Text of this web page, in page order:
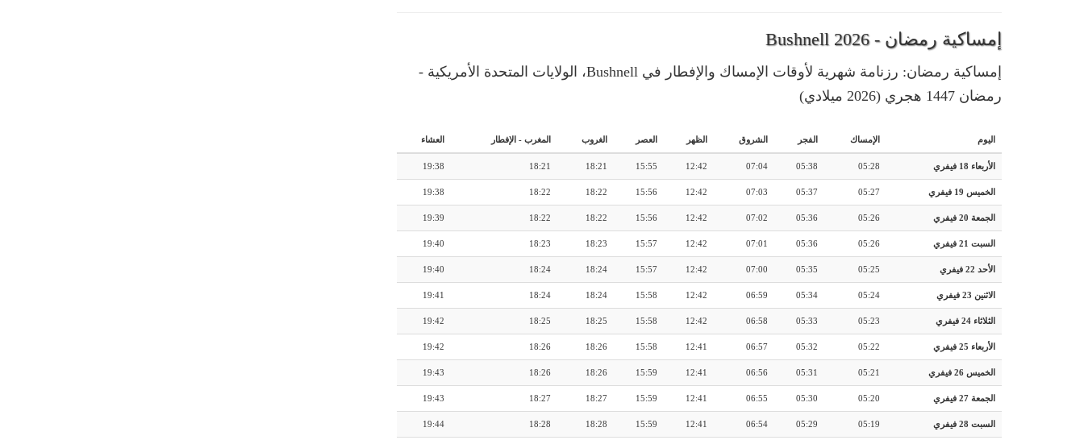
إمساكية رمضان - Bushnell 2026
إمساكية رمضان: رزنامة شهرية لأوقات الإمساك والإفطار في Bushnell، الولايات المتحدة الأمريكية -
رمضان 1447 هجري (2026 ميلادي)
اليوم الإمساك الفجر الشروق الظهر العصر الغروب المغرب - الإفطار العشاء
الأربعاء 18 فيفري 05:28
05:38
07:04
12:42
15:55
18:21
18:21
19:38
الخميس 19 فيفري 05:27
05:37
07:03
12:42
15:56
18:22
18:22
19:38
الجمعة 20 فيفري 05:26
05:36
07:02
12:42
15:56
18:22
18:22
19:39
السبت 21 فيفري 05:26
05:36
07:01
12:42
15:57
18:23
18:23
19:40
الأحد 22 فيفري 05:25
05:35
07:00
12:42
15:57
18:24
18:24
19:40
الاثنين 23 فيفري 05:24
05:34
06:59
12:42
15:58
18:24
18:24
19:41
الثلاثاء 24 فيفري 05:23
05:33
06:58
12:42
15:58
18:25
18:25
19:42
الأربعاء 25 فيفري 05:22
05:32
06:57
12:41
15:58
18:26
18:26
19:42
الخميس 26 فيفري 05:21
05:31
06:56
12:41
15:59
18:26
18:26
19:43
الجمعة 27 فيفري 05:20
05:30
06:55
12:41
15:59
18:27
18:27
19:43
السبت 28 فيفري 05:19
05:29
06:54
12:41
15:59
18:28
18:28
19:44